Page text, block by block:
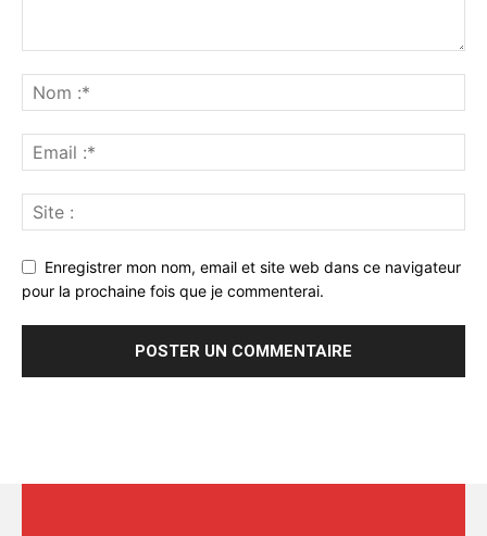
Enregistrer mon nom, email et site web dans ce navigateur
pour la prochaine fois que je commenterai.